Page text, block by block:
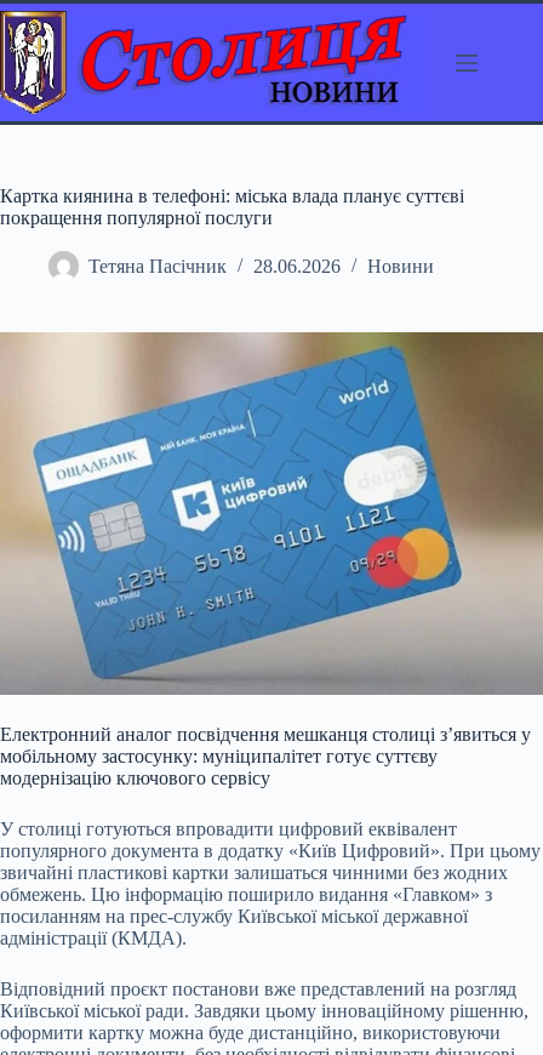
Перейти
до
вмісту
Картка киянина в телефоні: міська влада планує суттєві
покращення популярної послуги
Тетяна Пасічник 28.06.2026 Новини
Електронний аналог посвідчення мешканця столиці з’явиться у
мобільному застосунку: муніципалітет готує суттєву
модернізацію ключового сервісу
У столиці готуються впровадити цифровий еквівалент
популярного документа в додатку «Київ Цифровий». При цьому
звичайні пластикові картки залишаться чинними без жодних
обмежень. Цю інформацію поширило видання «Главком» з
посиланням на прес-службу Київської міської державної
адміністрації (КМДА).
Відповідний проєкт постанови вже представлений на розгляд
Київської міської ради. Завдяки цьому інноваційному рішенню,
оформити картку можна буде дистанційно, використовуючи